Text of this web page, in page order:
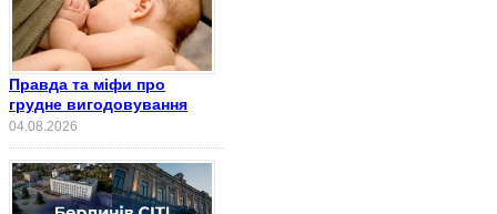
Правда та міфи про
грудне вигодовування
04.08.2026